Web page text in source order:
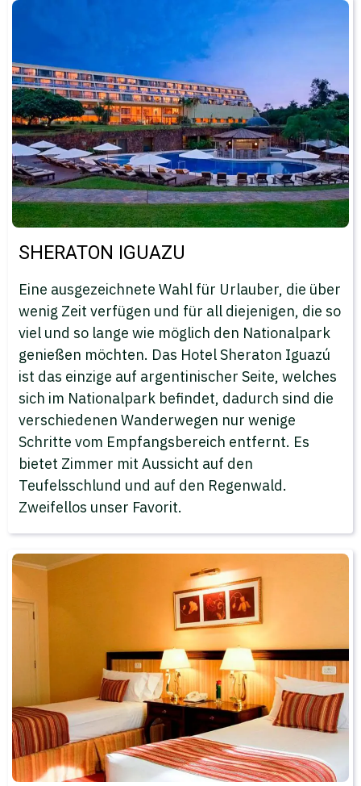
SHERATON IGUAZU
Eine ausgezeichnete Wahl für Urlauber, die über
wenig Zeit verfügen und für all diejenigen, die so
viel und so lange wie möglich den Nationalpark
genießen möchten. Das Hotel Sheraton Iguazú
ist das einzige auf argentinischer Seite, welches
sich im Nationalpark befindet, dadurch sind die
verschiedenen Wanderwegen nur wenige
Schritte vom Empfangsbereich entfernt. Es
bietet Zimmer mit Aussicht auf den
Teufelsschlund und auf den Regenwald.
Zweifellos unser Favorit.